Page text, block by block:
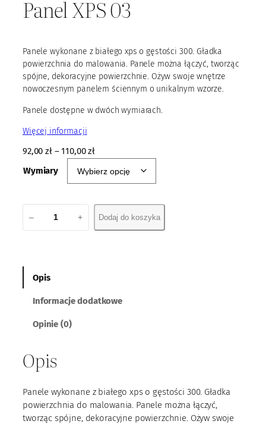
Panel XPS 03
Panele wykonane z białego xps o gęstości 300. Gładka
powierzchnia do malowania. Panele można łączyć, tworząc
spójne, dekoracyjne powierzchnie. Ożyw swoje wnętrze
nowoczesnym panelem ściennym o unikalnym wzorze.
Panele dostępne w dwóch wymiarach.
Więcej informacji
92,00zł–110,00zł
Wymiary
a
P
S
3
– + Dodaj do koszyka
Opis
Informacje dodatkowe
Opinie (0)
Opis
Panele wykonane z białego xps o gęstości 300. Gładka
powierzchnia do malowania. Panele można łączyć,
tworząc spójne, dekoracyjne powierzchnie. Ożyw swoje